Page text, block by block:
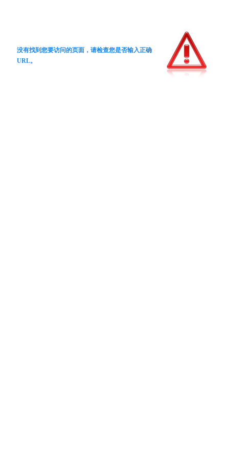
没有找到您要访问的页面，请检查您是否输入正确
URL。